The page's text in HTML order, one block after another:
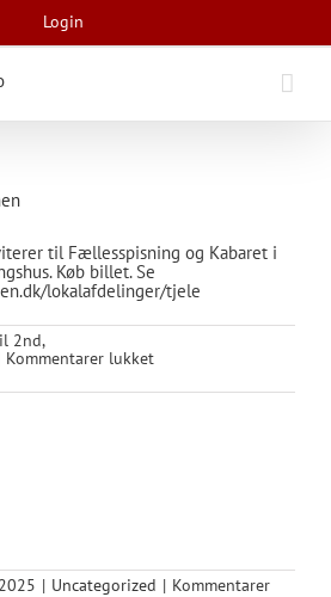
Login
til Fællesspisning og Kabaret i
Køb billet. Se
lokalafdelinger/tjele
2nd,
Kommentarer lukkettil
Spiser
| Uncategorized | Kommentarer